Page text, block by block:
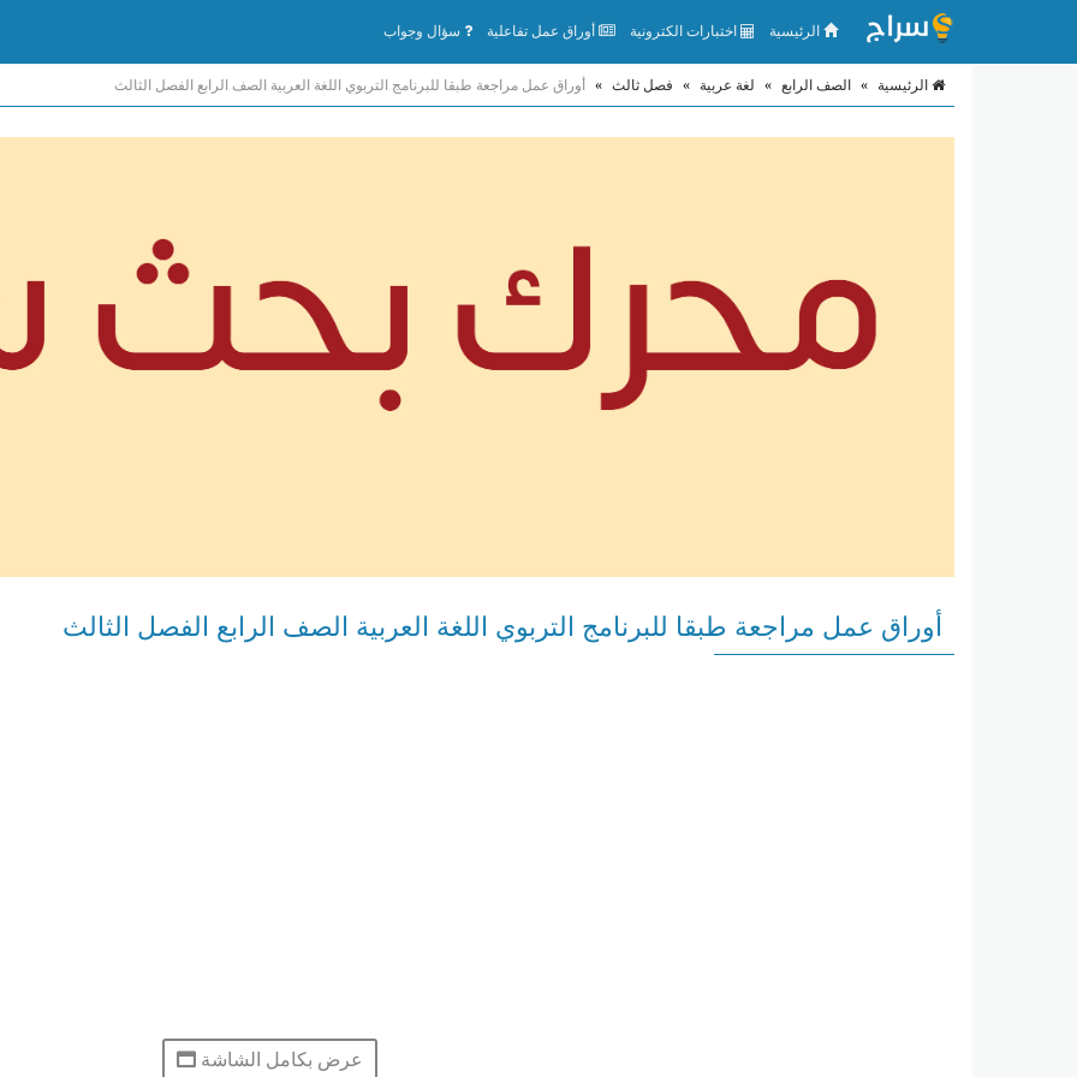
الرئيسية اختبارات الكترونية أوراق عمل تفاعلية سؤال وجواب
الرئيسية » الصف الرابع » لغة عربية » فصل ثالث » أوراق عمل مراجعة طبقا للبرنامج التربوي اللغة العربية الصف الرابع الفصل الثالث
أوراق عمل مراجعة طبقا للبرنامج التربوي اللغة العربية الصف الرابع الفصل الثالث
عرض بكامل الشاشة